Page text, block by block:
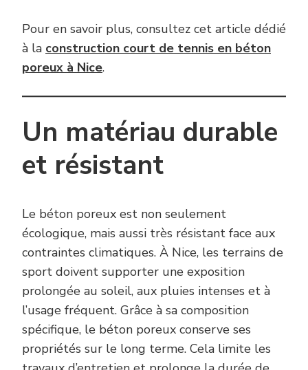
Pour en savoir plus, consultez cet article dédié
à la construction court de tennis en béton
poreux à Nice.
Un matériau durable
et résistant
Le béton poreux est non seulement
écologique, mais aussi très résistant face aux
contraintes climatiques. À Nice, les terrains de
sport doivent supporter une exposition
prolongée au soleil, aux pluies intenses et à
l’usage fréquent. Grâce à sa composition
spécifique, le béton poreux conserve ses
propriétés sur le long terme. Cela limite les